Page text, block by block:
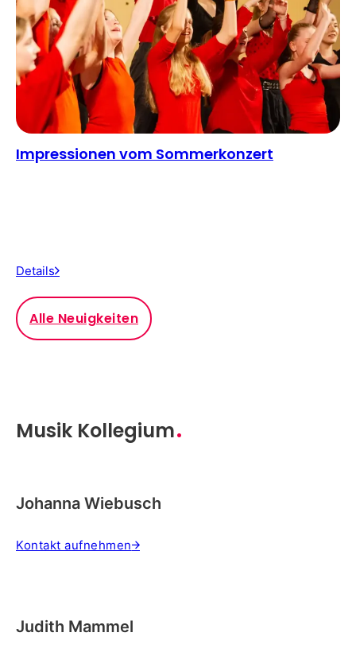
Impressionen vom Sommerkonzert
Details
Alle Neuigkeiten
Musik Kollegium
Johanna Wiebusch
Kontakt aufnehmen
Judith Mammel